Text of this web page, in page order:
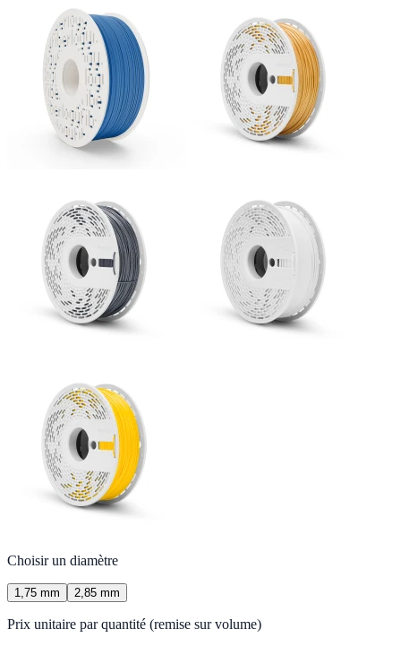
Choisir un diamètre
1,75 mm 2,85 mm
Prix unitaire par quantité (remise sur volume)